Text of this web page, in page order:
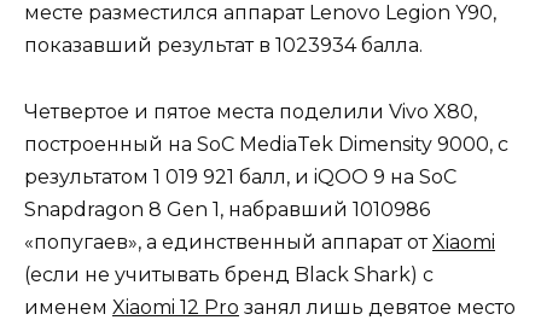
месте разместился аппарат Lenovo Legion Y90,
показавший результат в 1023934 балла.
Четвертое и пятое места поделили Vivo X80,
построенный на SoC MediaTek Dimensity 9000, с
результатом 1 019 921 балл, и iQOO 9 на SoC
Snapdragon 8 Gen 1, набравший 1010986
«попугаев», а единственный аппарат отXiaomi
(если не учитывать бренд Black Shark) с
именем Xiaomi 12 Pro занял лишь девятое место